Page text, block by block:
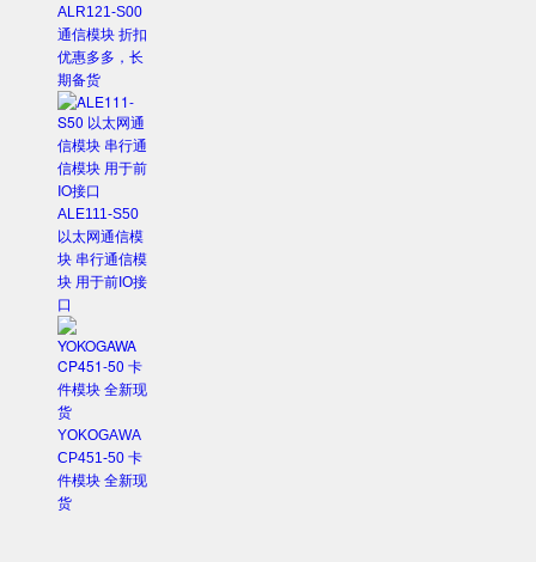
ALR121-S00
通信模块 折扣
优惠多多，长
期备货
ALE111-S50
以太网通信模
块 串行通信模
块 用于前IO接
口
YOKOGAWA
CP451-50 卡
件模块 全新现
货